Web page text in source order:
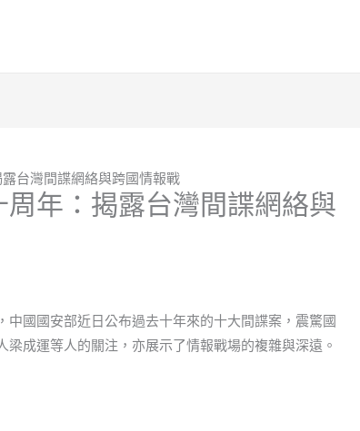
台灣間諜網絡與跨國情報戰
年：揭露台灣間諜網絡與
國國安部近日公布過去十年來的十大間諜案，震驚國
成運等人的關注，亦展示了情報戰場的複雜與深遠。